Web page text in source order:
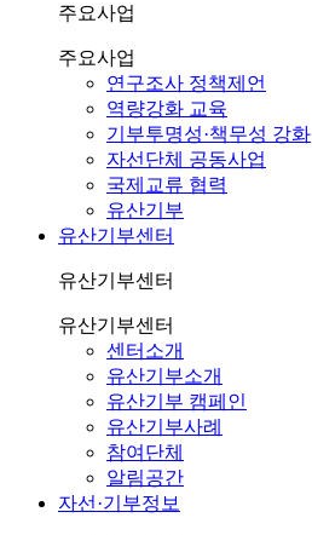
주요사업
주요사업
연구조사 정책제언
역량강화 교육
기부투명성·책무성 강화
자선단체 공동사업
국제교류 협력
유산기부
유산기부센터
유산기부센터
유산기부센터
센터소개
유산기부소개
유산기부 캠페인
유산기부사례
참여단체
알림공간
자선·기부정보